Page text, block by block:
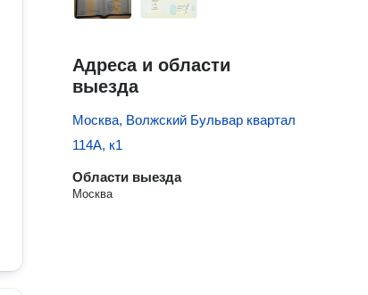
Адреса и области
выезда
Москва, Волжский Бульвар квартал
114А, к1
Области выезда
Москва